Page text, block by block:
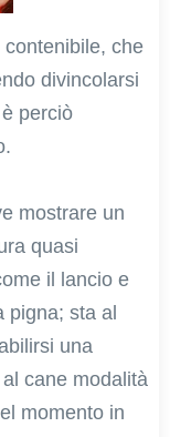
che
divincolarsi
perciò
mostrare un
quasi
il lancio e
pigna; sta al
una
cane modalità
momento in